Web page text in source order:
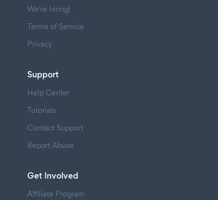
We're hiring!
Terms of Service
Privacy
Support
Help Center
Tutorials
Contact Support
Report Abuse
Get Involved
Affiliate Program